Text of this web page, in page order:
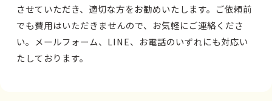
させていただき、適切な方をお勧めいたします。ご依頼前
でも費用はいただきませんので、お気軽にご連絡くださ
い。メールフォーム、LINE、お電話のいずれにも対応い
たしております。